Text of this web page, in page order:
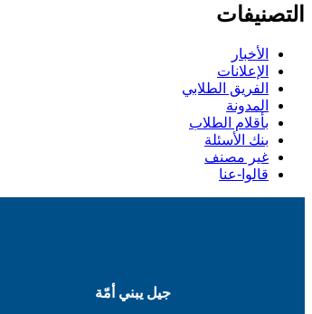
التصنيفات
الأخبار
الإعلانات
الفريق الطلابي
المدونة
بأقلام الطلاب
بنك الأسئلة
غير مصنف
قالوا-عنا
جيل يبني أمّة